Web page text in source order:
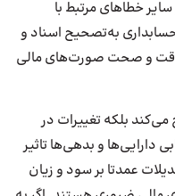
خطاهای مرتبط با
به‌تصحیح اسناد و
دقت و صحت صورت‌های مالی
می‌کند بلکه تغییرات در
دارایی‌ها و بدهی‌ها تاثیر
عمدتا بر سود و زیان